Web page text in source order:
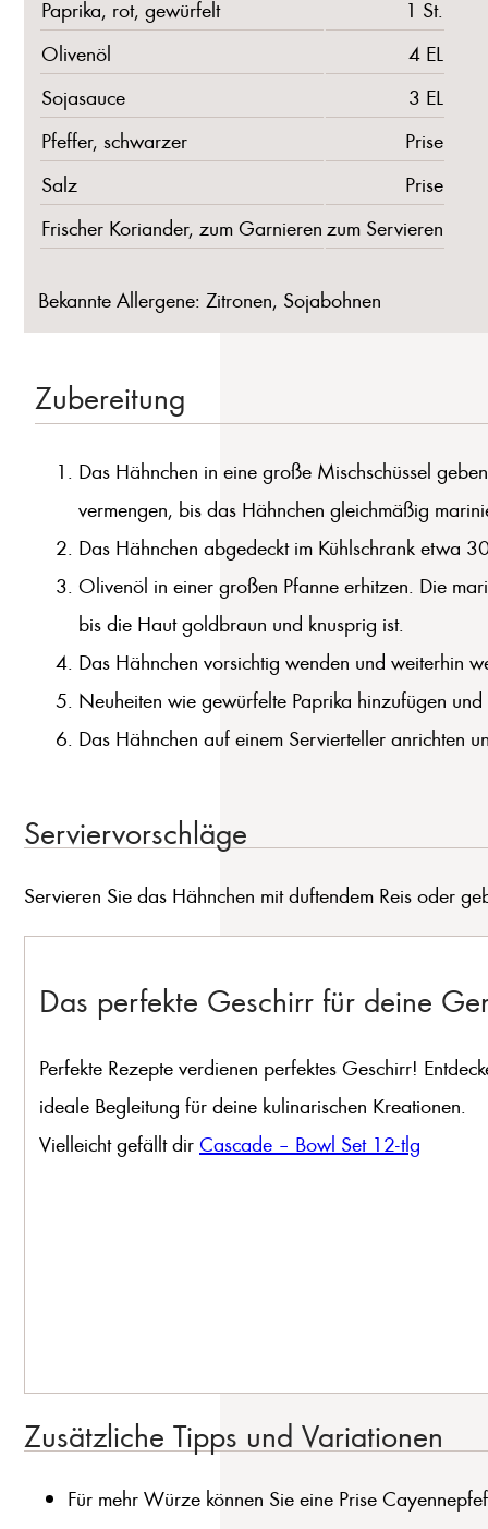
Paprika, rot, gewürfelt
1 St.
Olivenöl
4 EL
Sojasauce
3 EL
Pfeffer, schwarzer
Prise
Salz
Prise
Frischer Koriander, zum Garnieren zum Servieren
Bekannte Allergene: Zitronen, Sojabohnen
Zubereitung
Das Hähnchen in eine große Mischschüssel
vermengen, bis das Hähnchen gleichmäßig
Das Hähnchen abgedeckt im Kühlschrank etwa
Olivenöl in einer großen Pfanne erhitzen. Die
bis die Haut goldbraun und knusprig ist.
Das Hähnchen vorsichtig wenden und weiterhin
Neuheiten wie gewürfelte Paprika hinzufügen
Das Hähnchen auf einem Servierteller anrichten
Serviervorschläge
Servieren Sie das Hähnchen mit duftendem Reis oder
Das perfekte Geschirr für deine
Perfekte Rezepte verdienen perfektes Geschirr!
ideale Begleitung für deine kulinarischen Kreationen.
Vielleicht gefällt dir Cascade – Bowl Set 12-tlg
Zusätzliche Tipps und Variationen
Für mehr Würze können Sie eine Prise